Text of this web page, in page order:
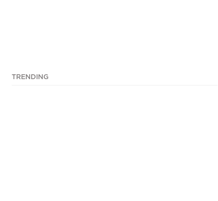
TRENDING